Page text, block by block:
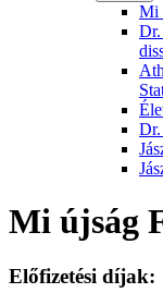
Mi
Mi újság
Előfizetési díjak: